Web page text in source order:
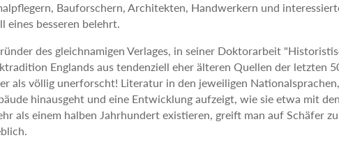
Bauforschern, Architekten, Handwerkern und
eines besseren belehrt.
des gleichnamigen Verlages, in seiner Doktorarbeit
Englands aus tendenziell eher älteren Quellen der letzten
als völlig unerforscht! Literatur in den jeweiligen
hinausgeht und eine Entwicklung aufzeigt, wie sie etwa mit
als einem halben Jahrhundert existieren, greift man auf Schäfer